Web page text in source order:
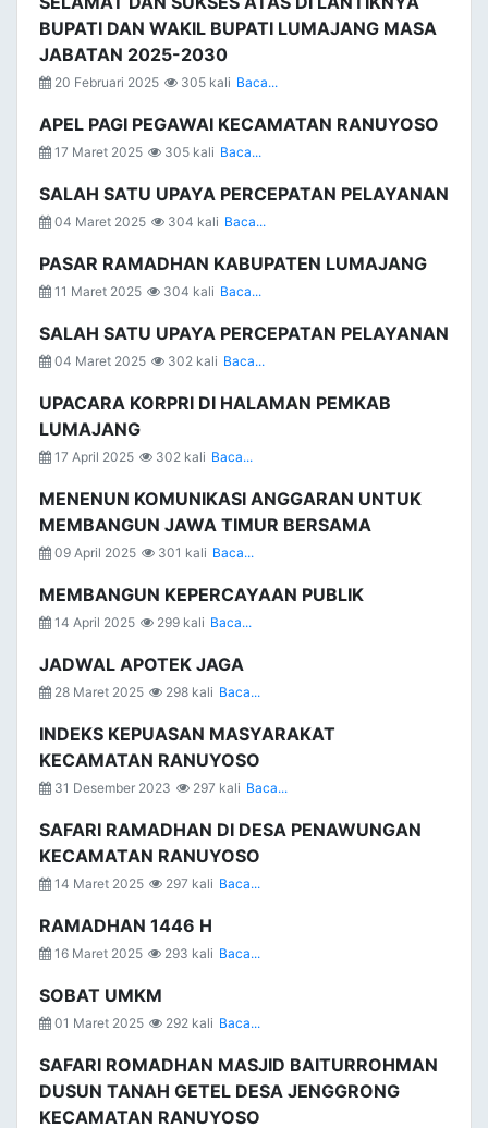
BUPATI DAN WAKIL BUPATI LUMAJANG MASA
JABATAN 2025-2030
20 Februari 2025 305 kali Baca...
APEL PAGI PEGAWAI KECAMATAN RANUYOSO
17 Maret 2025 305 kali Baca...
SALAH SATU UPAYA PERCEPATAN PELAYANAN
04 Maret 2025 304 kali Baca...
PASAR RAMADHAN KABUPATEN LUMAJANG
11 Maret 2025 304 kali Baca...
SALAH SATU UPAYA PERCEPATAN PELAYANAN
04 Maret 2025 302 kali Baca...
UPACARA KORPRI DI HALAMAN PEMKAB
LUMAJANG
17 April 2025 302 kali Baca...
MENENUN KOMUNIKASI ANGGARAN UNTUK
MEMBANGUN JAWA TIMUR BERSAMA
09 April 2025 301 kali Baca...
MEMBANGUN KEPERCAYAAN PUBLIK
14 April 2025 299 kali Baca...
JADWAL APOTEK JAGA
28 Maret 2025 298 kali Baca...
INDEKS KEPUASAN MASYARAKAT
KECAMATAN RANUYOSO
31 Desember 2023 297 kali Baca...
SAFARI RAMADHAN DI DESA PENAWUNGAN
KECAMATAN RANUYOSO
14 Maret 2025 297 kali Baca...
RAMADHAN 1446 H
16 Maret 2025 293 kali Baca...
SOBAT UMKM
01 Maret 2025 292 kali Baca...
SAFARI ROMADHAN MASJID BAITURROHMAN
DUSUN TANAH GETEL DESA JENGGRONG
KECAMATAN RANUYOSO